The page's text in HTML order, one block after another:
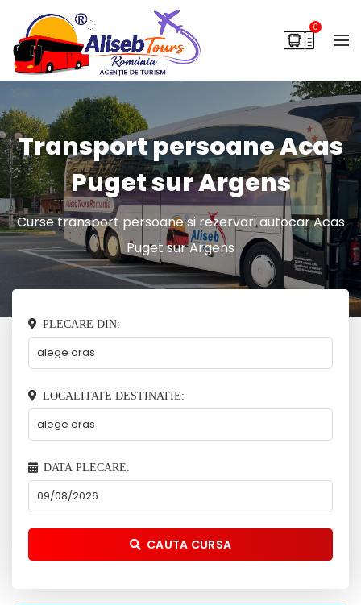
0
Transport persoane Acas
Puget sur Argens
Curse transport persoane si rezervari autocar Acas
Puget sur Argens
PLECARE DIN:
LOCALITATE DESTINATIE:
DATA PLECARE:
CAUTA CURSA